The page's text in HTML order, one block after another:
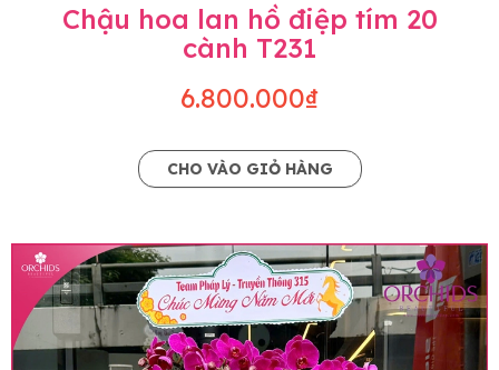
Chậu hoa lan hồ điệp tím 20
cành T231
6.800.000₫
CHO VÀO GIỎ HÀNG